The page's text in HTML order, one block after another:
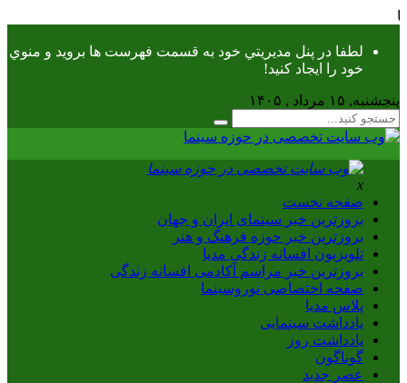
لطفا در پنل مديريتي خود به قسمت فهرست ها برويد و منوي
خود را ايجاد كنيد!
پنجشنبه, ۱۵ مرداد , ۱۴۰۵
x
صفحه نخست
بروزترین خبر سینمای ایران و جهان
بروزترین خبر حوزه فرهنگ و هنر
تلویزیون افسانه زندگی مدیا
بروزترین خبر مراسم آکادمی افسانه زندگی
صفحه اختصاصی نوروسینما
پلاس مدیا
یادداشت سینمایی
یادداشت روز
گوناگون
عصر جدید